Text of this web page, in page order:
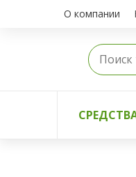
О компании